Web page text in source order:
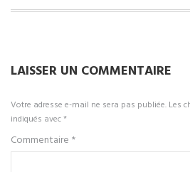
LAISSER UN COMMENTAIRE
Votre adresse e-mail ne sera pas publiée. Les
indiqués avec*
Commentaire *